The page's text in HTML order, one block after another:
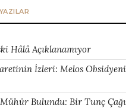
Hâlâ Açıklanamıyor
İzleri: Melos Obsidyeni
Mühür Bulundu: Bir Tunç Çağı